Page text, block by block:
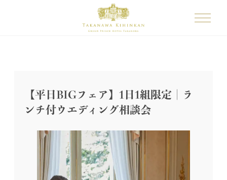
【平日BIGフェア】1日1組限定｜ラ
ンチ付ウエディング相談会